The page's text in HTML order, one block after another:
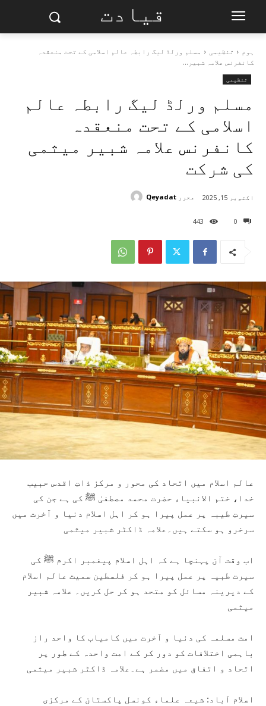
قیادت
ہوم تنظیمی
مسلم ورلڈ لیگ رابطہ عالم اسلامی کے تحت منعقدہ
کانفرنس علامہ شبیر...
تنظیمی
مسلم ورلڈ لیگ رابطہ عالم
اسلامی کے تحت منعقدہ
کانفرنس علامہ شبیر میثمی
کی شرکت
0
443
اکتوبر 15, 2025 محرر Qeyadat
عالم اسلام میں اتحاد کی محور و مرکز ذاتِ اقدس حبیب
خدا، ختم الانبیاء حضرت محمد مصطفیٰ ﷺ کی ہے جن کی
سیرتِ طیبہ پر عمل پیرا ہو کر اہل اسلام دنیا و آخرت میں
سرخرو ہو سکتے ہیں۔علامہ ڈاکٹر شبیر میثمی
اب وقت آن پہنچا ہے کہ اہل اسلام پیغمبر اکرم ﷺ کی
سیرت طبیہ پر عمل پیرا ہو کر فلسطین سمیت عالم اسلام
کے دیرینہ مسائل کو متحد ہو کر حل کریں۔ علامہ شبیر
میثمی
امت مسلمہ کی دنیا و آخرت میں کامیاب کا واحد راز
باہمی اختلافات کو دور کر کے امت واحدہ کے طور پر
اتحاد و اتفاق میں مضمر ہے۔علامہ ڈاکٹر شبیر میثمی
اسلام آباد: شیعہ علماء کونسل پاکستان کے مرکزی